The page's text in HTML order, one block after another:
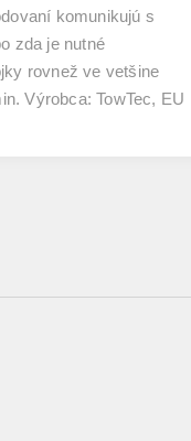
komunikujú s
zda je nutné
rovnež ve vetšine
Výrobca: TowTec, EU